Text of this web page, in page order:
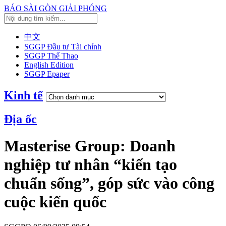
BÁO SÀI GÒN GIẢI PHÓNG
中文
SGGP Đầu tư Tài chính
SGGP Thể Thao
English Edition
SGGP Epaper
Kinh tế
Địa ốc
Masterise Group: Doanh
nghiệp tư nhân “kiến tạo
chuẩn sống”, góp sức vào công
cuộc kiến quốc